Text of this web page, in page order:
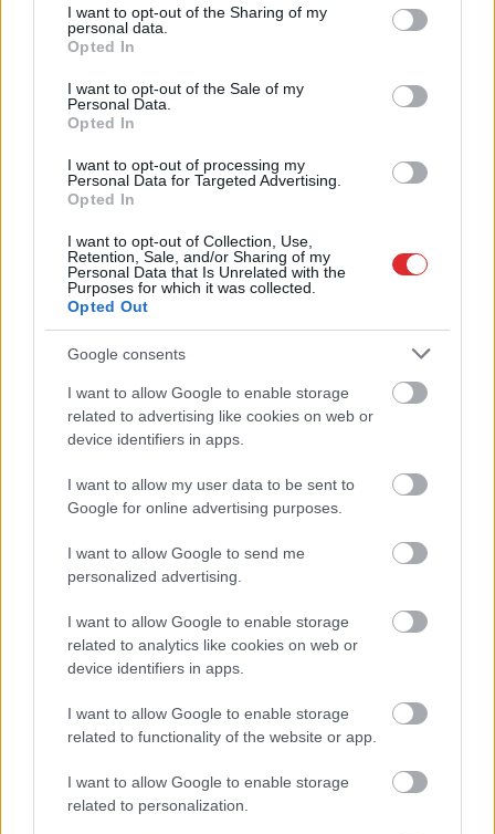
not limited to your visit or usage behaviour. You may click to
grant or deny consent to Google and its third-party tags to
use your data for below specified purposes in below Google
consent section.
I want to opt-out of the Sharing of my
personal data.
Opted In
I want to opt-out of the Sale of my
Personal Data.
Opted In
I want to opt-out of processing my
Personal Data for Targeted Advertising.
Opted In
I want to opt-out of Collection, Use,
Retention, Sale, and/or Sharing of my
Personal Data that Is Unrelated with the
Purposes for which it was collected.
Opted Out
Google consents
I want to allow Google to enable storage
related to advertising like cookies on web or
device identifiers in apps.
I want to allow my user data to be sent to
Google for online advertising purposes.
I want to allow Google to send me
personalized advertising.
I want to allow Google to enable storage
related to analytics like cookies on web or
device identifiers in apps.
I want to allow Google to enable storage
related to functionality of the website or app.
I want to allow Google to enable storage
related to personalization.
Ar šo zodiaka zīmju pārstāvjiem labāk
kā pamatīgi atriebties
“Mannebija tās mātes
jūtas…” Elīna Didrihsone
atklāti par laiku pēc dēla
piedzimšanas
Atcelt Ziņot